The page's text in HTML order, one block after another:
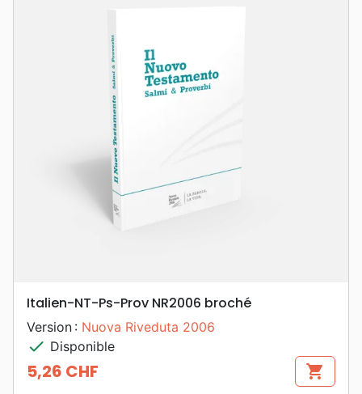
Italien-NT-Ps-Prov NR2006 broché
Version : Nuova Riveduta 2006
check Disponible
Prix
5,26 CHF shopping_cart